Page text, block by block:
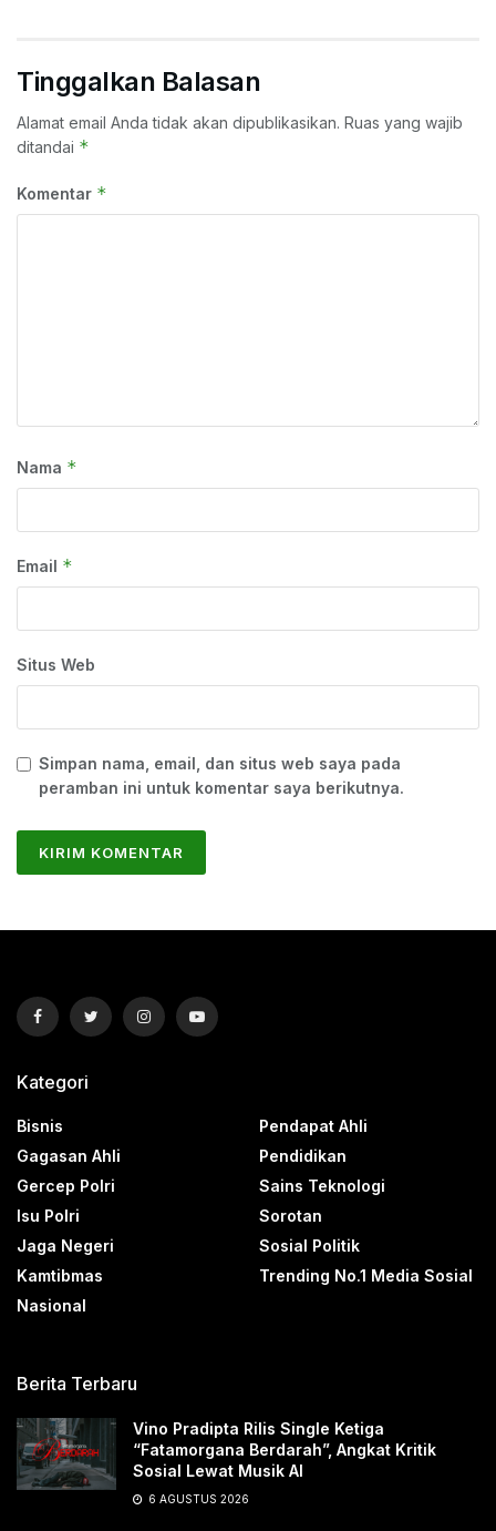
Tinggalkan Balasan
Alamat email Anda tidak akan dipublikasikan. Ruas yang wajib
ditandai *
Komentar *
Nama *
Email *
Situs Web
Simpan nama, email, dan situs web saya pada
peramban ini untuk komentar saya berikutnya.
Kategori
Bisnis
Gagasan Ahli
Gercep Polri
Isu Polri
Jaga Negeri
Kamtibmas
Nasional
Pendapat Ahli
Pendidikan
Sains Teknologi
Sorotan
Sosial Politik
Trending No.1 Media Sosial
Berita Terbaru
Vino Pradipta Rilis Single Ketiga
“Fatamorgana Berdarah”, Angkat Kritik
Sosial Lewat Musik AI
6 AGUSTUS 2026